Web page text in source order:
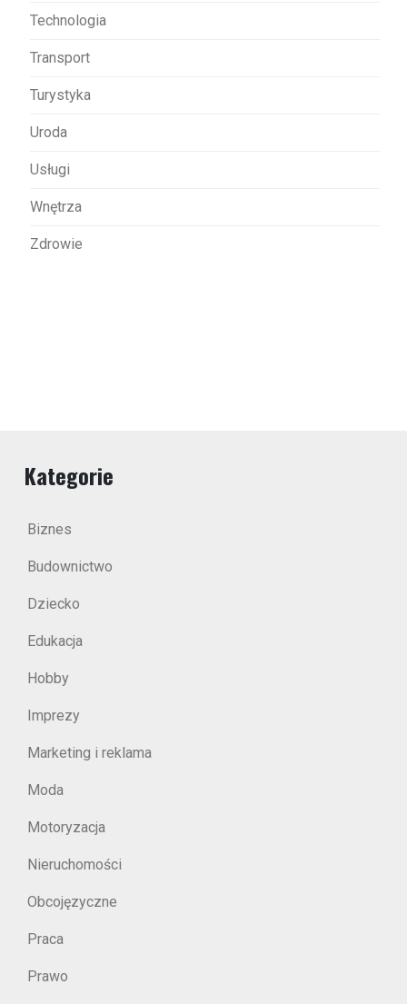
Technologia
Transport
Turystyka
Uroda
Usługi
Wnętrza
Zdrowie
Kategorie
Biznes
Budownictwo
Dziecko
Edukacja
Hobby
Imprezy
Marketing i reklama
Moda
Motoryzacja
Nieruchomości
Obcojęzyczne
Praca
Prawo